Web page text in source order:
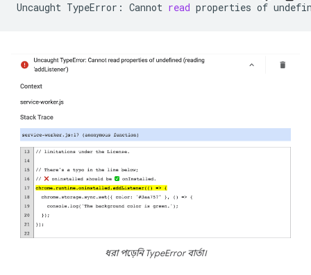
Uncaught TypeError: Cannot read properties of
ধরা পড়েনি TypeError বার্তা।